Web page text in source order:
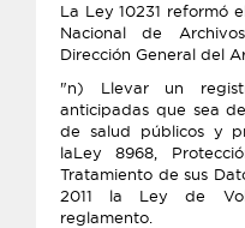
La Ley 10231 reformó
Nacional de
Dirección General del
"n) Llevar un
anticipadas que sea
de salud públicos y
laLey 8968,
Tratamiento de sus
2011 la Ley de
reglamento.